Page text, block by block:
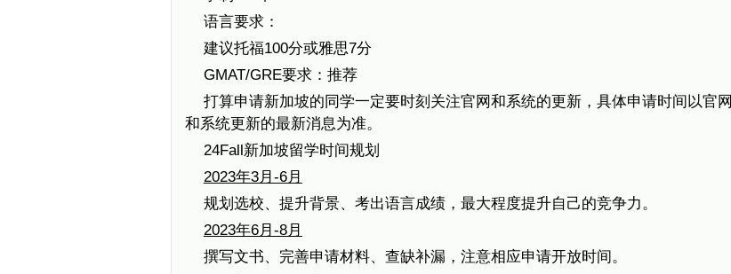
语言要求：
建议托福100分或雅思7分
GMAT/GRE要求：推荐
打算申请新加坡的同学一定要时刻关注官网和系统的更新，具体申请时间以官网
和系统更新的最新消息为准。
24Fall新加坡留学时间规划
2023年3月-6月
规划选校、提升背景、考出语言成绩，最大程度提升自己的竞争力。
2023年6月-8月
撰写文书、完善申请材料、查缺补漏，注意相应申请开放时间。